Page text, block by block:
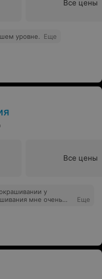
Все цены
уровне. Еще
Все цены
у
мне очень
Еще